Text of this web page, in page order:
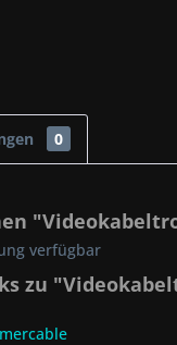
0
verfügbar
zu